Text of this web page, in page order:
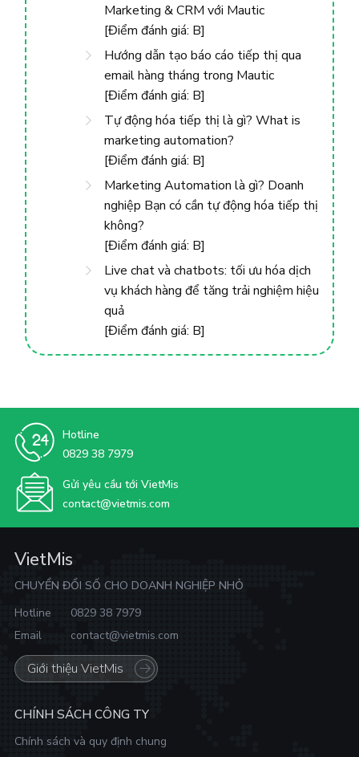
Marketing & CRM với Mautic
[Điểm đánh giá: B]
Hướng dẫn tạo báo cáo tiếp thị qua
email hàng tháng trong Mautic
[Điểm đánh giá: B]
Tự động hóa tiếp thị là gì? What is
marketing automation?
[Điểm đánh giá: B]
Marketing Automation là gì? Doanh
nghiệp Bạn có cần tự động hóa tiếp thị
không?
[Điểm đánh giá: B]
Live chat và chatbots: tối ưu hóa dịch
vụ khách hàng để tăng trải nghiệm hiệu
quả
[Điểm đánh giá: B]
Hotline
0829 38 7979
Gửi yêu cầu tới VietMis
contact@vietmis.com
VietMis
CHUYỂN ĐỔI SỐ CHO DOANH NGHIỆP NHỎ
Hotline
0829 38 7979
Email
contact@vietmis.com
Giới thiệu VietMis
CHÍNH SÁCH CÔNG TY
Chính sách và quy định chung